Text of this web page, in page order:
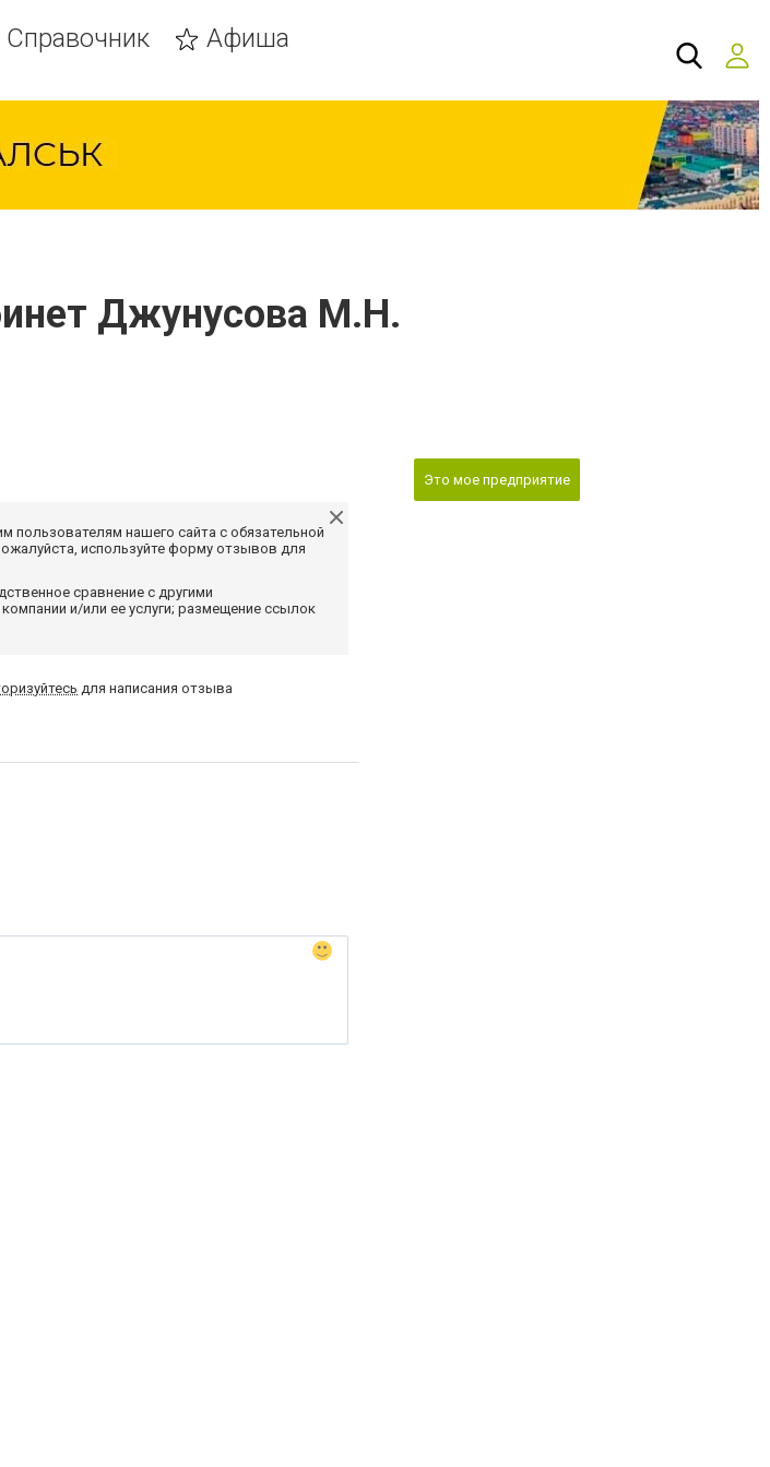
Справочник Афиша
Джунусова М.Н.
пользователям нашего сайта с обязательной
используйте форму отзывов для
сравнение с другими
и/или ее услуги; размещение ссылок
для написания отзыва
Это мое предприятие